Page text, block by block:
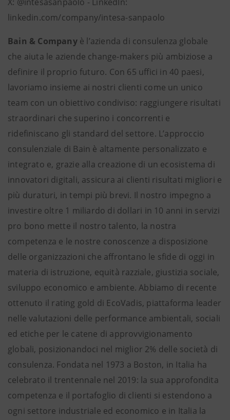
linkedin.com/company/intesa-sanpaolo
Bain & Companyè l’azienda di consulenza globale
che aiuta le aziende change-makers più ambiziose a
definire il proprio futuro. Con 65 uffici in 40 paesi,
lavoriamo insieme ai nostri clienti come un unico
team con un obiettivo condiviso: raggiungere risultati
straordinari che superino i concorrenti e
ridefiniscano gli standard del settore. L’approccio
consulenziale di Bain è altamente personalizzato e
integrato e, grazie alla creazione di un ecosistema di
innovatori digitali, assicura ai clienti risultati migliori e
più duraturi, in tempi più brevi. Il nostro impegno a
investire oltre 1 miliardo di dollari in 10 anni in servizi
pro bono mette il nostro talento, la nostra
competenza e le nostre conoscenze a disposizione
delle organizzazioni che affrontano le sfide di oggi in
materia di istruzione, equità razziale, giustizia sociale,
sviluppo economico e ambiente. Abbiamo di recente
ottenuto il rating gold di EcoVadis, piattaforma leader
nelle valutazioni delle performance ambientali, sociali
ed etiche per le catene di approvvigionamento
globali, posizionandoci nel miglior 2% delle società di
consulenza. Fondata nel 1973 a Boston, in Italia ha
celebrato il trentennale nel 2019: la sua approfondita
competenza e il portafoglio di clienti si estendono a
ogni settore industriale ed economico e in Italia la